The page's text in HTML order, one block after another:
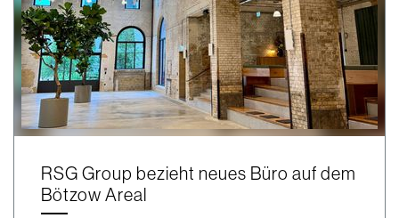
RSG Group bezieht neues Büro auf dem
Bötzow Areal